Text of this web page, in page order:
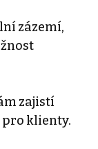
zázemí,
zajistí
klienty.